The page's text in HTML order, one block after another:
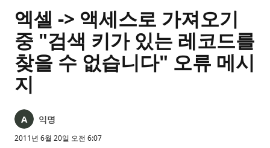
엑셀 -> 액세스로 가져오기
중 "검색 키가 있는 레코드를
찾을 수 없습니다" 오류 메시
지
익명
2011년 6월 20일 오전 6:07